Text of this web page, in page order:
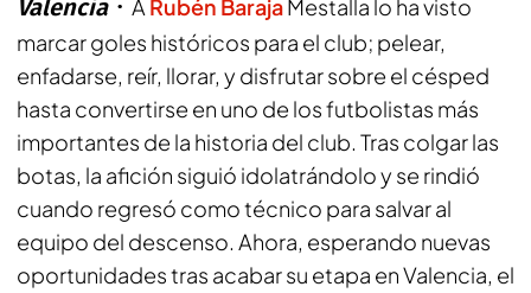
Valencia A Rubén BarajaMestalla lo ha visto
marcar goles históricos para el club; pelear,
enfadarse, reír, llorar, y disfrutar sobre el césped
hasta convertirse en uno de los futbolistas más
importantes de la historia del club. Tras colgar las
botas, la afición siguió idolatrándolo y se rindió
cuando regresó como técnico para salvar al
equipo del descenso. Ahora, esperando nuevas
oportunidades tras acabar su etapa en Valencia, el